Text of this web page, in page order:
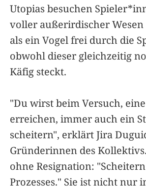
Utopias besuchen
voller außerirdischer
als ein Vogel frei durch die
obwohl dieser gleichzeitig
Käfig steckt.
"Du wirst beim Versuch,
erreichen, immer auch ein
scheitern", erklärt Jira
Gründerinnen des Kollektivs.
ohne Resignation:
Prozesses." Sie ist nicht nur